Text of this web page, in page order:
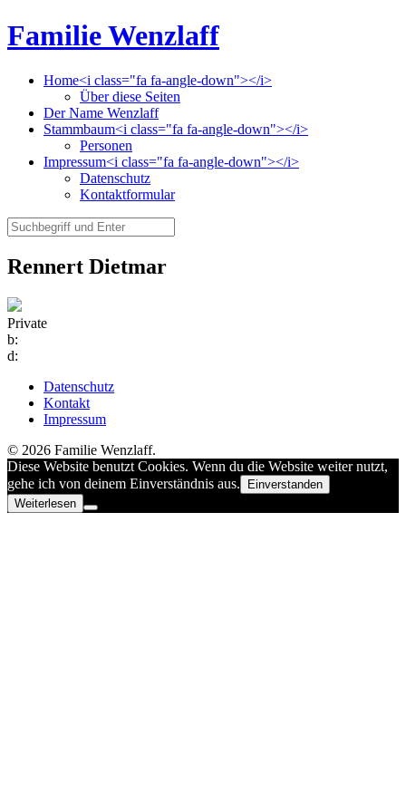
Familie Wenzlaff
Home<i class="fa fa-angle-down"></i>
Über diese Seiten
Der Name Wenzlaff
Stammbaum<i class="fa fa-angle-down"></i>
Personen
Impressum<i class="fa fa-angle-down"></i>
Datenschutz
Kontaktformular
Rennert Dietmar
Private
b:
d:
Datenschutz
Kontakt
Impressum
© 2026 Familie Wenzlaff.
Diese Website benutzt Cookies. Wenn du die Website weiter nutzt,
gehe ich von deinem Einverständnis aus.
Einverstanden
Weiterlesen